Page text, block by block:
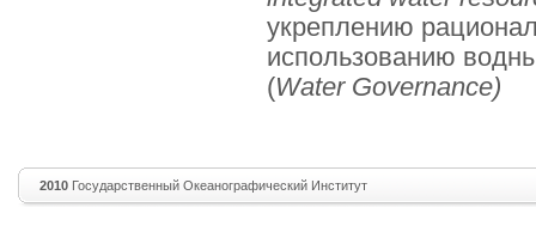
укреплению
использованию
(Water Governance)
2010 Государственный Океанографический Институт